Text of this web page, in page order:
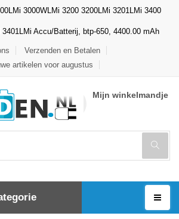
3000WLMi 3200 3200LMi 3201LMi 3400
Accu/Batterij, btp-650, 4400.00 mAh
Verzenden en Betalen
artikelen voor augustus
Mijn winkelmandje